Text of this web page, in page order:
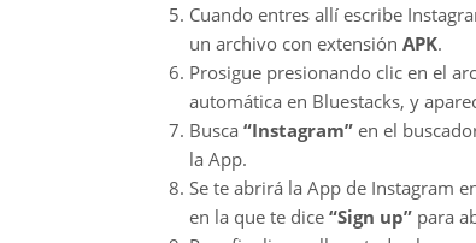
Cuando entres allí escribe
un archivo con extensión APK.
Prosigue presionando clic en el
automática en Bluestacks, y
Busca “Instagram” en el
la App.
Se te abrirá la App de Instagram
en la que te dice “Sign up” para